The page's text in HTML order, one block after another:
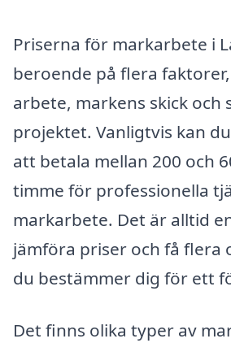
Priserna för markarbete i
beroende på flera
arbete, markens skick och
projektet. Vanligtvis kan
att betala mellan 200 och
timme för professionella
markarbete. Det är alltid
jämföra priser och få flera
du bestämmer dig för ett
Det finns olika typer av